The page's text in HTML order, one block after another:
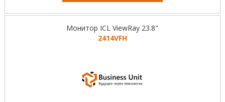
Монитор ICL ViewRay 23.8"
2414VFH